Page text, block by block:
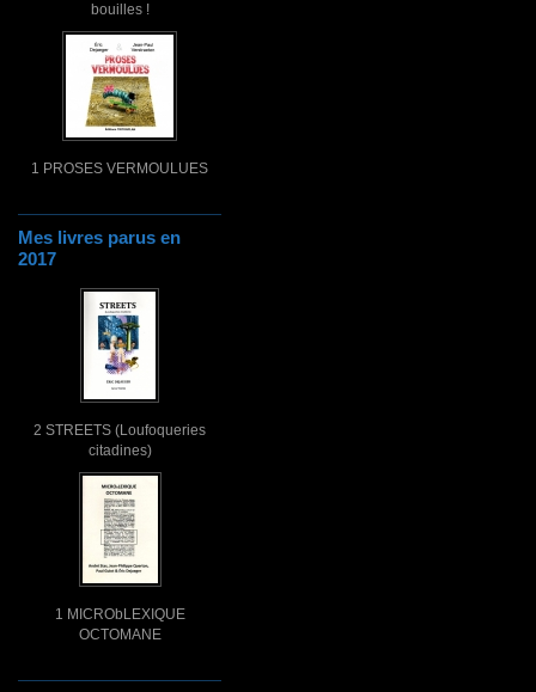
bouilles !
1 PROSES VERMOULUES
Mes livres parus en
2017
2 STREETS (Loufoqueries
citadines)
1 MICRObLEXIQUE
OCTOMANE